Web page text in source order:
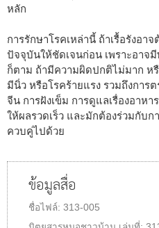
หลัก
การรักษาโรคเหล่านี้ ถ้าเรื้อรังอา
ปัจจุบันให้ชัดเจนก่อน เพราะอาจ
ก็ตาม ถ้ามีความผิดปกติไม่มาก ห
มีนิ่ว หรือโรคร้ายแรง รวมถึงการ
จีน การฝังเข็ม การดูแลเรื่องอาห
ให้ผลรวดเร็ว และมักต้องร่วมกับ
ควบคู่ไปด้วย
ข้อมูลสื่อ
ชื่อไฟล์: 313-005